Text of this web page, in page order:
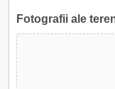
Fotografii ale